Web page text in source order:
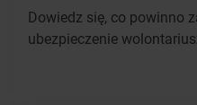
Dowiedz się, co powinno
ubezpieczenie